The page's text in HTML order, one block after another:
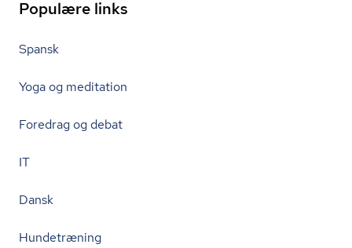
Populære links
Spansk
Yoga og meditation
Foredrag og debat
IT
Dansk
Hundetræning